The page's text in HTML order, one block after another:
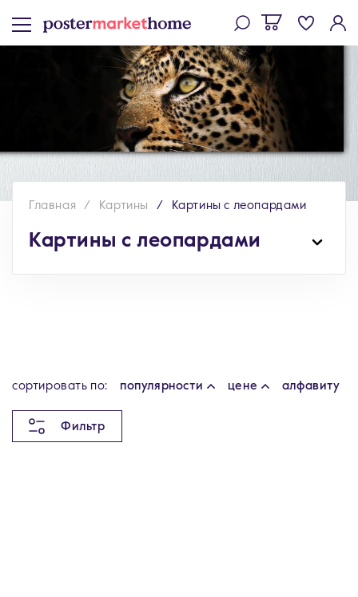
Главная Картины Картины с леопардами
Картины с леопардами
cортировать по: популярности цене алфавиту
Фильтр